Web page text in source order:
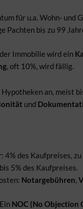
für u.a. Wohn- und
Pachten bis zu 99
Immobilie wird ein
, oft 10%, wird fällig.
an, meist
und
: 4% des Kaufpreises,
5% des Kaufpreises.
Notargebühren,
NOC (No Objection